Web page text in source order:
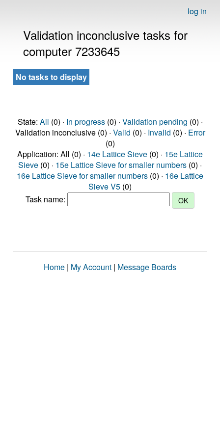
log in
Validation inconclusive tasks for
computer 7233645
No tasks to display
State: All (0) · In progress(0) · Validation pending (0) ·
Validation inconclusive (0) · Valid (0) · Invalid (0) · Error
(0)
Application: All (0) · 14e Lattice Sieve (0) · 15e Lattice
Sieve (0) · 15e Lattice Sieve for smaller numbers (0) ·
16e Lattice Sieve for smaller numbers (0) · 16e Lattice
Sieve V5 (0)
Task name:
Home | My Account | Message Boards